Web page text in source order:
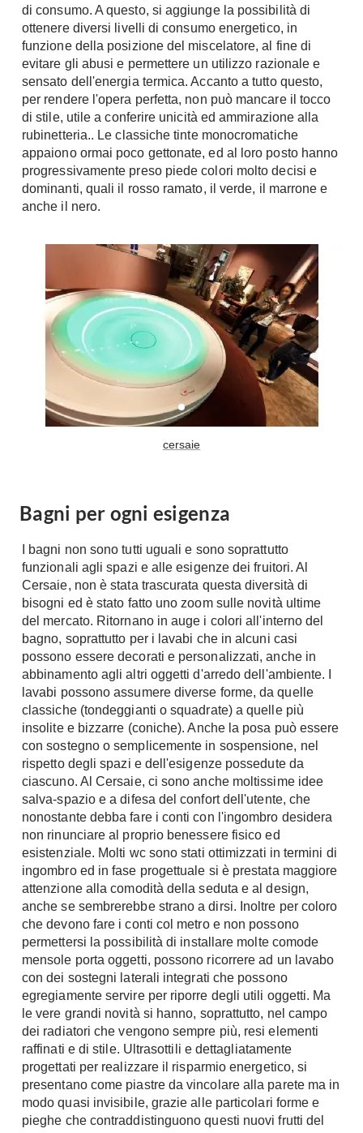
Complementi
Tavoli
Sedie
Tavolini
Tappeti
Oggettistica
Complementi arredo
Notte
Camere Classiche
Lenzuola
Piumini
Letti Contenitore
Letti a Scomparsa
Cabine Armadio
Armadi su misura
Armadi Angolo
I consigli sugli armadi
Camerette
Camerette Ragazzi
Camerette Bambini
Letti a Castello
Per Neonati
Lettini
Materassi
Lattice
Memory Foam
Reti Letto
Cuscini
Consigli materassi
Bagno
Arredo Bagno
Sanitari
Cabine Doccia
Idromassaggio
Accessori Bagno
Rubinetteria
Vasche da Bagno
Pulizia
Detergenti
Stiro
Aspirapolvere
Lavapavimenti
Progetti
Ristrutturazione
Progetto
Il Verde
Restauri
Impianti
Hi-Fi
Televisori
Hi-Fi
Home-Theatre
Console
Portoni
Maniglie
Finestre
Finestre Pvc
Finestre Alluminio
Finestre Legno
Persiane
Scale
A Chiocciola
Scale Interni
Ringhiere
Rivestimenti
Ceramica
Cotto
Resina
Parquet
Gres
Laminato
Moquette
Carta da parati
Pavimenti esterni
Fai da Te
di consumo. A questo, si aggiunge la possibilità di
ottenere diversi livelli di consumo energetico, in
funzione della posizione del miscelatore, al fine di
evitare gli abusi e permettere un utilizzo razionale e
sensato dell'energia termica. Accanto a tutto questo,
per rendere l'opera perfetta, non può mancare il tocco
di stile, utile a conferire unicità ed ammirazione alla
rubinetteria.. Le classiche tinte monocromatiche
appaiono ormai poco gettonate, ed al loro posto hanno
progressivamente preso piede colori molto decisi e
dominanti, quali il rosso ramato, il verde, il marrone e
anche il nero.
cersaie
Bagni per ogni esigenza
I bagni non sono tutti uguali e sono soprattutto
funzionali agli spazi e alle esigenze dei fruitori. Al
Cersaie, non è stata trascurata questa diversità di
bisogni ed è stato fatto uno zoom sulle novità ultime
del mercato. Ritornano in auge i colori all'interno del
bagno, soprattutto per i lavabi che in alcuni casi
possono essere decorati e personalizzati, anche in
abbinamento agli altri oggetti d'arredo dell'ambiente. I
lavabi possono assumere diverse forme, da quelle
classiche (tondeggianti o squadrate) a quelle più
insolite e bizzarre (coniche). Anche la posa può essere
con sostegno o semplicemente in sospensione, nel
rispetto degli spazi e dell'esigenze possedute da
ciascuno. Al Cersaie, ci sono anche moltissime idee
salva-spazio e a difesa del confort dell'utente, che
nonostante debba fare i conti con l'ingombro desidera
non rinunciare al proprio benessere fisico ed
esistenziale. Molti wc sono stati ottimizzati in termini di
ingombro ed in fase progettuale si è prestata maggiore
attenzione alla comodità della seduta e al design,
anche se sembrerebbe strano a dirsi. Inoltre per coloro
che devono fare i conti col metro e non possono
permettersi la possibilità di installare molte comode
mensole porta oggetti, possono ricorrere ad un lavabo
con dei sostegni laterali integrati che possono
egregiamente servire per riporre degli utili oggetti. Ma
le vere grandi novità si hanno, soprattutto, nel campo
dei radiatori che vengono sempre più, resi elementi
raffinati e di stile. Ultrasottili e dettagliatamente
progettati per realizzare il risparmio energetico, si
presentano come piastre da vincolare alla parete ma in
modo quasi invisibile, grazie alle particolari forme e
pieghe che contraddistinguono questi nuovi frutti del